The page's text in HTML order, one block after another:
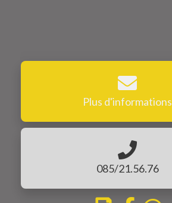
Plus d'informations
085/21.56.76